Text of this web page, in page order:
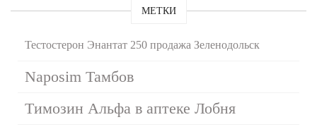
МЕТКИ
Тестостерон Энантат 250 продажа Зеленодольск
Naposim Тамбов
Tимозин Альфа в аптеке Лобня